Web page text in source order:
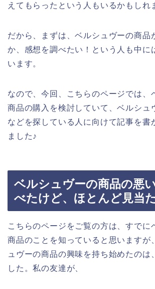
えてもらったという人もいるかもしれ
だから、まずは、ベルシュヴーの商品
か、感想を調べたい！という人も中に
います。
なので、今回、こちらのページでは、
商品の購入を検討していて、ベルシュ
などを探している人に向けて記事を書
ました♪
ベルシュヴーの商品の悪
べたけど、ほとんど見当
こちらのページをご覧の方は、すでに
商品のことを知っていると思いますが
ュヴーの商品の興味を持ち始めたのは
した。私の友達が、